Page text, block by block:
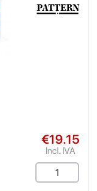
€19.15
Incl. IVA